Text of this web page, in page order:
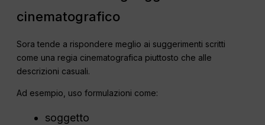
cinematografico
Sora tende a rispondere meglio ai suggerimenti scritti
come una regia cinematografica piuttosto che alle
descrizioni casuali.
Ad esempio, uso formulazioni come:
soggetto